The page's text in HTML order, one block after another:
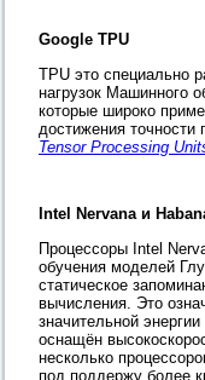
Google TPU
TPU это специально
нагрузок Машинного
которые широко
достижения
Tensor Processing
Intel Nervana и
Процессоры Intel
обучения моделей
статическое
вычисления. Это
значительной
оснащён
несколько
под поддержу более